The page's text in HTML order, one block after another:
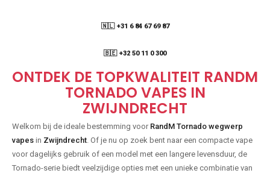
🇳🇱 +31 6 84 67 69 87
🇧🇪 +32 50 11 0 300
ONTDEK DE TOPKWALITEIT RANDM
TORNADO VAPES IN
ZWIJNDRECHT
Welkom bij de ideale bestemming voor RandM Tornado wegwerp
vapes in Zwijndrecht . Of je nu op zoek bent naar een compacte vape
voor dagelijks gebruik of een model met een langere levensduur, de
Tornado-serie biedt veelzijdige opties met een unieke combinatie van